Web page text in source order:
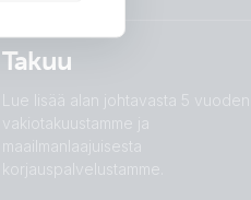
Takuu
Lue lisää alan johtavasta 5 vuoden
vakiotakuustamme ja
maailmanlaajuisesta
korjauspalvelustamme.